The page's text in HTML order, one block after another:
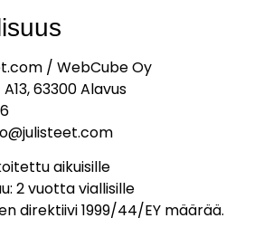
/ WebCube Oy
63300 Alavus
aikuisille
2 vuotta viallisille
direktiivi 1999/44/EY määrää.